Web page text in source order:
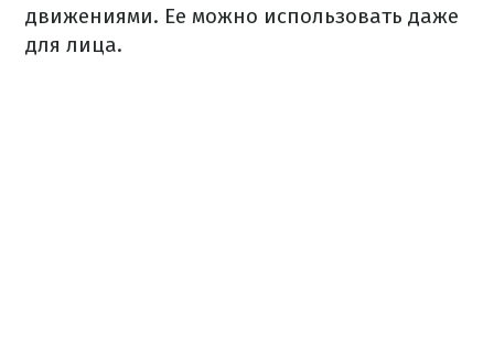
движениями. Ее можно использовать даже
для лица.